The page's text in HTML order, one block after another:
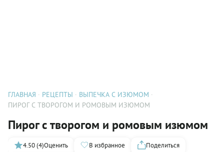
ГЛАВНАЯ РЕЦЕПТЫ
ВЫПЕЧКА С ИЗЮМОМ
ПИРОГ С ТВОРОГОМ И РОМОВЫМ ИЗЮМОМ
Пирог с творогом и ромовым изюмом
4.50 (4)Оценить В избранное
Поделиться